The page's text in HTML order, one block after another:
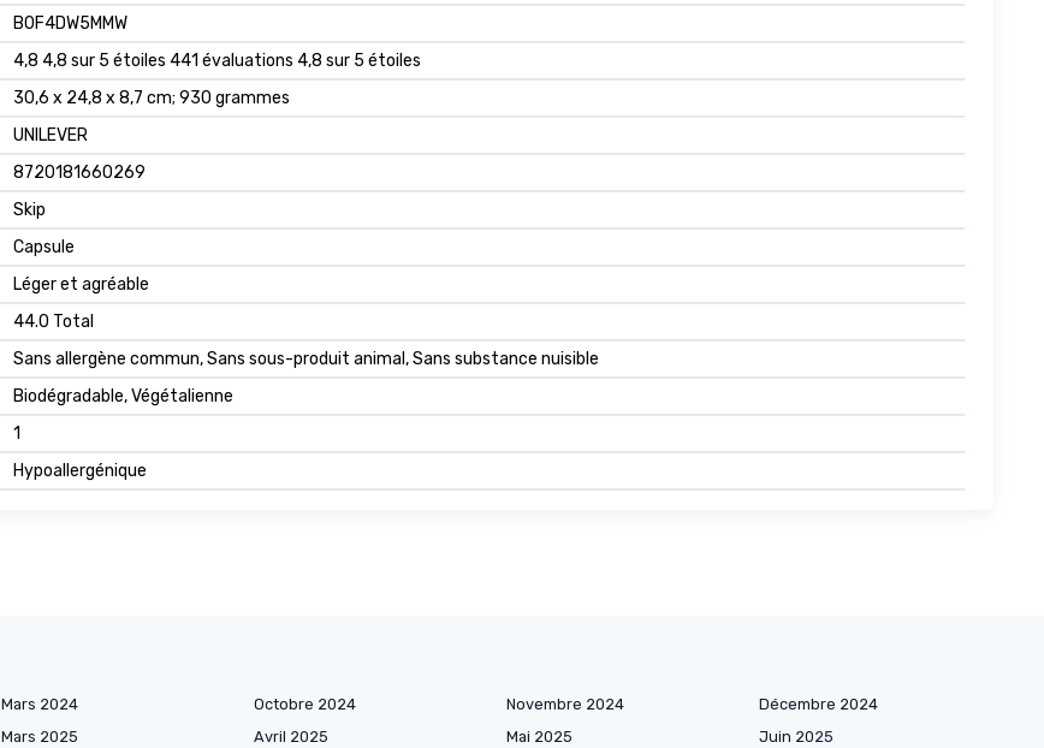
B0F4DW5MMW
4,8 4,8 sur 5 étoiles 441 évaluations 4,8 sur 5 étoiles
30,6 x 24,8 x 8,7 cm; 930 grammes
UNILEVER
8720181660269
Skip
Capsule
Léger et agréable
44.0 Total
Sans allergène commun, Sans sous-produit animal, Sans substance nuisible
Biodégradable, Végétalienne
1
Hypoallergénique
Mars 2024 Octobre 2024 Novembre 2024
Décembre 2024
Mars 2025 Avril 2025 Mai 2025
Juin 2025